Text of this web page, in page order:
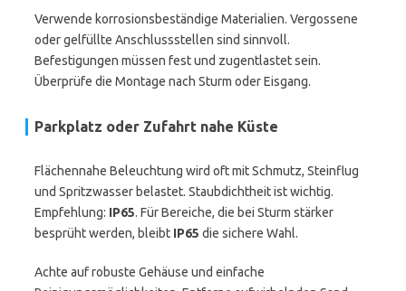
Verwende korrosionsbeständige Materialien. Vergossene
oder gelfüllte Anschlussstellen sind sinnvoll.
Befestigungen müssen fest und zugentlastet sein.
Überprüfe die Montage nach Sturm oder Eisgang.
Parkplatz oder Zufahrt nahe Küste
Flächennahe Beleuchtung wird oft mit Schmutz, Steinflug
und Spritzwasser belastet. Staubdichtheit ist wichtig.
Empfehlung: IP65. Für Bereiche, die bei Sturm stärker
besprüht werden, bleibt IP65 die sichere Wahl.
Achte auf robuste Gehäuse und einfache